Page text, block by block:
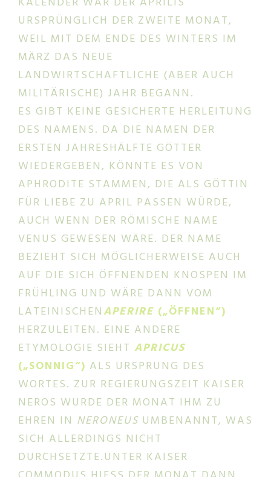
URSPRÜNGLICH DER ZWEITE MONAT,
WEIL MIT DEM ENDE DES WINTERS IM
MÄRZ DAS NEUE
LANDWIRTSCHAFTLICHE (ABER AUCH
MILITÄRISCHE) JAHR BEGANN.
ES GIBT KEINE GESICHERTE HERLEITUNG
DES NAMENS. DA DIE NAMEN DER
ERSTEN JAHRESHÄLFTE GÖTTER
WIEDERGEBEN, KÖNNTE ES VON
APHRODITE STAMMEN, DIE ALS GÖTTIN
FÜR LIEBE ZU APRIL PASSEN WÜRDE,
AUCH WENN DER RÖMISCHE NAME
VENUS GEWESEN WÄRE. DER NAME
BEZIEHT SICH MÖGLICHERWEISE AUCH
AUF DIE SICH ÖFFNENDEN KNOSPEN IM
FRÜHLING UND WÄRE DANN VOM
LATEINISCHENAPERIRE („ÖFFNEN“)
HERZULEITEN. EINE ANDERE
ETYMOLOGIE SIEHT APRICUS
(„SONNIG“) ALS URSPRUNG DES
WORTES. ZUR REGIERUNGSZEIT KAISER
NEROS WURDE DER MONAT IHM ZU
EHREN IN NERONEUS UMBENANNT, WAS
SICH ALLERDINGS NICHT
DURCHSETZTE.UNTER KAISER